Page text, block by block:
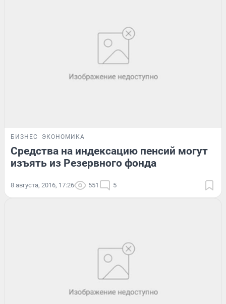
БИЗНЕС ЭКОНОМИКА
Средства на индексацию пенсий могут
изъять из Резервного фонда
8 августа, 2016, 17:26 551 5